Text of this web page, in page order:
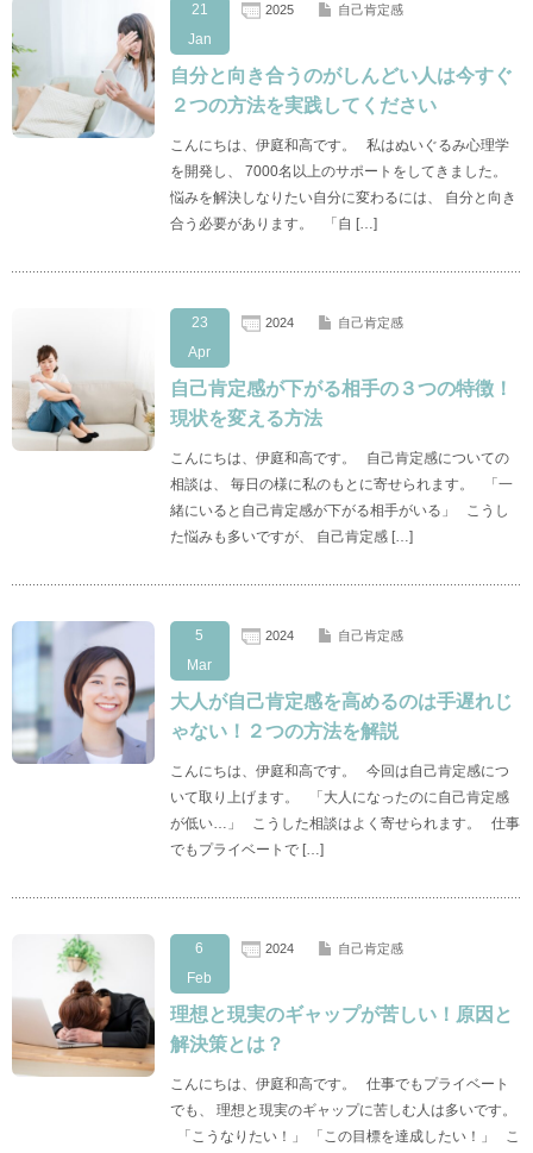
21
Jan
2025 自己肯定感
自分と向き合うのがしんどい人は今すぐ
２つの方法を実践してください
こんにちは、伊庭和高です。 私はぬいぐるみ心理学
を開発し、 7000名以上のサポートをしてきました。
悩みを解決しなりたい自分に変わるには、 自分と向き
合う必要があります。 「自 […]
23
Apr
2024 自己肯定感
自己肯定感が下がる相手の３つの特徴！
現状を変える方法
こんにちは、伊庭和高です。 自己肯定感についての
相談は、 毎日の様に私のもとに寄せられます。 「一
緒にいると自己肯定感が下がる相手がいる」 こうし
た悩みも多いですが、 自己肯定感 […]
5
Mar
2024 自己肯定感
大人が自己肯定感を高めるのは手遅れじ
ゃない！２つの方法を解説
こんにちは、伊庭和高です。 今回は自己肯定感につ
いて取り上げます。 「大人になったのに自己肯定感
が低い…」 こうした相談はよく寄せられます。 仕事
でもプライベートで […]
6
Feb
2024 自己肯定感
理想と現実のギャップが苦しい！原因と
解決策とは？
こんにちは、伊庭和高です。 仕事でもプライベート
でも、 理想と現実のギャップに苦しむ人は多いです。
「こうなりたい！」 「この目標を達成したい！」 こ